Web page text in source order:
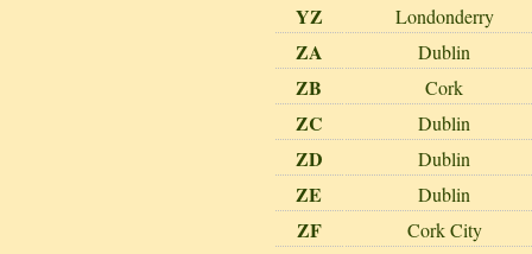
YZ Londonderry
ZA Dublin
ZB Cork
ZC Dublin
ZD Dublin
ZE Dublin
ZF Cork City